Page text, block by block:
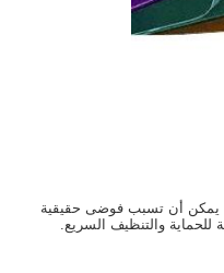
يمكن أن تسبب فوضى حقيقية
والتنظيف السريع.